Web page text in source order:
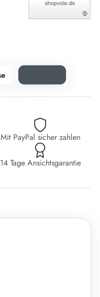
Mit PayPal sicher zahlen
14 Tage Ansichtsgarantie